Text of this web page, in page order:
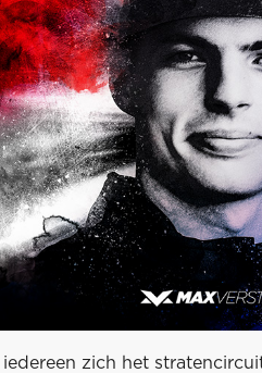
iedereen zich het